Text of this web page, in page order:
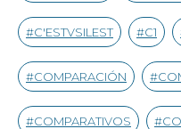
C'ESTVSILEST C1
COMPARACIÓN
COMPARATIVOS